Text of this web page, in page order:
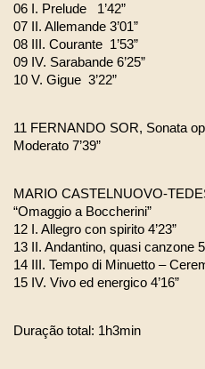
06 I. Prelude   1’42”
07 II. Allemande 3’01”
08 III. Courante  1’53”
09 IV. Sarabande 6’25”
10 V. Gigue  3’22”
11 FERNANDO SOR, Sonata
Moderato 7’39”
MARIO CASTELNUOVO-
“Omaggio a Boccherini”
12 I. Allegro con spirito 4’23”
13 II. Andantino, quasi canzone
14 III. Tempo di Minuetto –
15 IV. Vivo ed energico 4’16”
Duração total: 1h3min